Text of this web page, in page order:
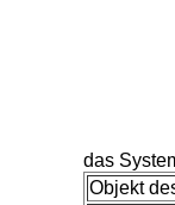
das
Objekt